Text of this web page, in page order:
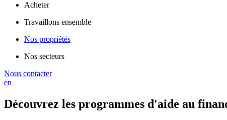
Acheter
Travaillons ensemble
Nos propriétés
Nos secteurs
Nous contacter
en
Découvrez les programmes d'aide au